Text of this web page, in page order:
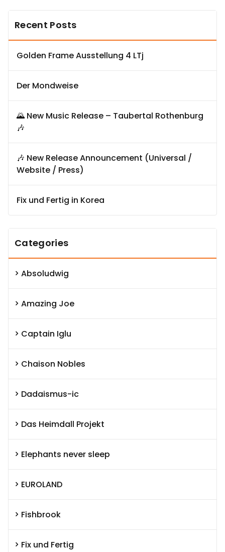
Recent Posts
Golden Frame Ausstellung 4 LTj
Der Mondweise
🌄 New Music Release – Taubertal Rothenburg
🎶
🎶 New Release Announcement (Universal /
Website / Press)
Fix und Fertig in Korea
Categories
Absoludwig
Amazing Joe
Captain Iglu
Chaison Nobles
Dadaismus-ic
Das Heimdall Projekt
Elephants never sleep
EUROLAND
Fishbrook
Fix und Fertig